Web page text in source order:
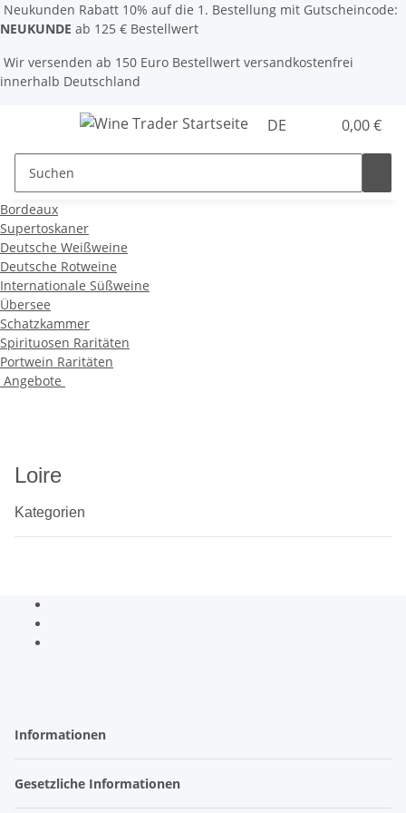
Neukunden Rabatt 10% auf die 1. Bestellung mit Gutscheincode:
NEUKUNDE ab 125 € Bestellwert
Wir versenden ab 150 Euro Bestellwert versandkostenfrei
innerhalb Deutschland
DE 0,00 €
Bordeaux
Supertoskaner
Deutsche Weißweine
Deutsche Rotweine
Internationale Süßweine
Übersee
Schatzkammer
Spirituosen Raritäten
Portwein Raritäten
Angebote
Loire
Kategorien
Informationen
Gesetzliche Informationen